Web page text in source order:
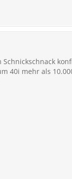
40i mehr als